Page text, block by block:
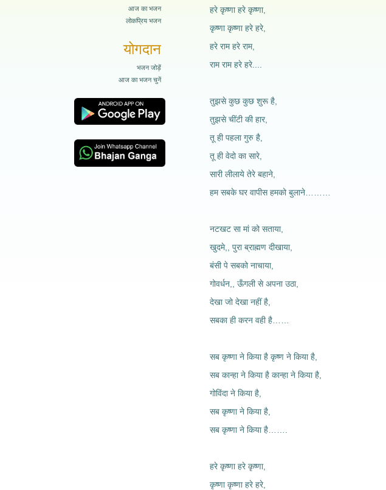
आज का भजन
लोकप्रिय भजन
योगदान
भजन जोड़ें
आज का भजन चुनें
हरे कृष्णा हरे कृष्णा,
कृष्णा कृष्णा हरे हरे,
हरे राम हरे राम,
राम राम हरे हरे....
तुझसे कुछ कुछ शुरू है,
तुझसे चींटी की हार,
तू ही पहला गुरु है,
तू ही वेदो का सारे,
सारी लीलाये तेरे बहाने,
हम सबके घर वापीस हमको बुलाने………
नटखट सा मां को सताया,
खुदमे,, पुरा ब्राह्मण दीखाया,
बंसी पे सबको नाचाया,
गोवर्धन,, ऊँगली से अपना उठा,
देखा जो देखा नहीं है,
सबका ही करन वही है……
सब कृष्णा ने किया है कृष्ण ने किया है,
सब कान्हा ने किया है कान्हा ने किया है,
गोविंदा ने किया है,
सब कृष्णा ने किया है,
सब कृष्णा ने किया है…….
हरे कृष्णा हरे कृष्णा,
कृष्णा कृष्णा हरे हरे,